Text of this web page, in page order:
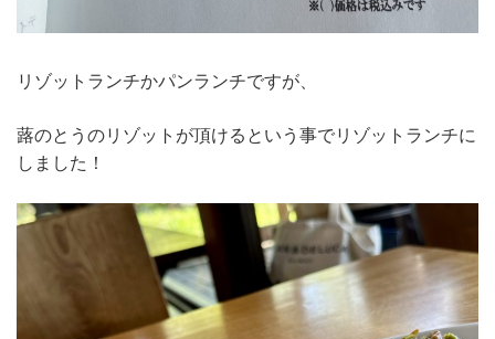
リゾットランチかパンランチですが、
蕗のとうのリゾットが頂けるという事でリゾットランチに
しました！